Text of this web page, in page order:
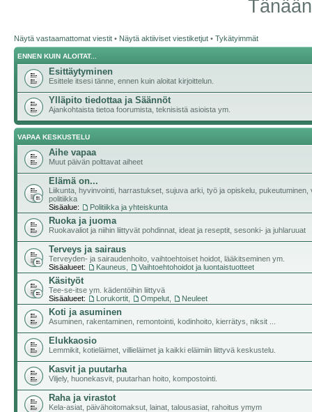
Näytä vastaamattomat viestit • Näytä aktiiviset viestiketjut • Tykätyimmät
ENNEN KUIN ALOITAT...
Esittäytyminen
Esittele itsesi tänne, ennen kuin aloitat kirjoittelun.
Ylläpito tiedottaa ja Säännöt
Ajankohtaista tietoa foorumista, teknisistä asioista ym.
VAPAA KESKUSTELU
Aihe vapaa
Muut päivän polttavat aiheet
Elämä on...
Liikunta, hyvinvointi, harrastukset, sujuva arki, työ ja opiskelu, pukeutuminen,
politiikka
Sisäalue:
Politiikka ja yhteiskunta
Ruoka ja juoma
Ruokavaliot ja niihin liittyvät pohdinnat, ideat ja reseptit, sesonki- ja juhlaruuat
Terveys ja sairaus
Terveyden- ja sairaudenhoito, vaihtoehtoiset hoidot, lääkitseminen ym.
Sisäalueet:
Kauneus Vaihtoehtohoidot ja luontaistuotteet
Käsityöt
Tee-se-itse ym. kädentöihin liittyvä
Sisäalueet:
Lorukortit Ompelut Neuleet
Koti ja asuminen
Asuminen, rakentaminen, remontointi, kodinhoito, kierrätys, niksit ...
Elukkaosio
Lemmikit, kotieläimet, villieläimet ja kaikki eläimiin liittyvä keskustelu.
Kasvit ja puutarha
Viljely, huonekasvit, puutarhan hoito, kompostointi.
Raha ja virastot
Kela-asiat, päivähoitomaksut, lainat, talousasiat, rahoitus ymym